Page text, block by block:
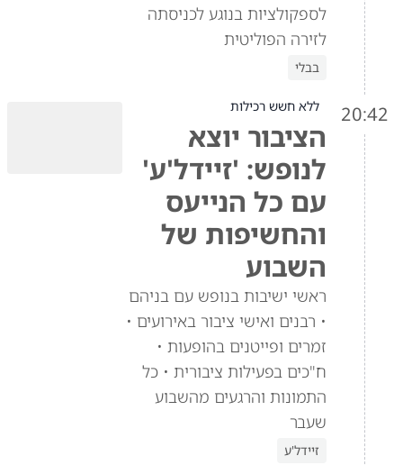
לספקולציות בנוגע לכניסתה
לזירה הפוליטית
בבלי
20:42 ללא חשש רכילות
הציבור יוצא
לנופש: 'זיידל'ע'
עם כל הנייעס
והחשיפות של
השבוע
ראשי ישיבות בנופש עם בניהם
• רבנים ואישי ציבור באירועים •
זמרים ופייטנים בהופעות •
ח"כים בפעילות ציבורית • כל
התמונות והרגעים מהשבוע
שעבר
זיידל'ע